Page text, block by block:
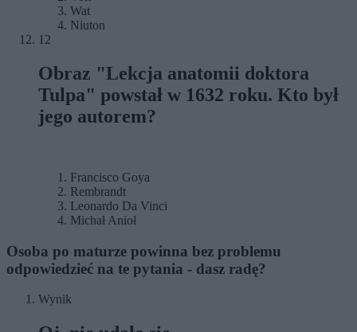
Wat
Niuton
12
Obraz "Lekcja anatomii doktora
Tulpa" powstał w 1632 roku. Kto był
jego autorem?
Francisco Goya
Rembrandt
Leonardo Da Vinci
Michał Anioł
Osoba po maturze powinna bez problemu
odpowiedzieć na te pytania - dasz radę?
Wynik